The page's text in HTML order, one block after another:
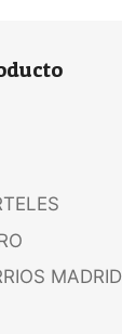
MADRID